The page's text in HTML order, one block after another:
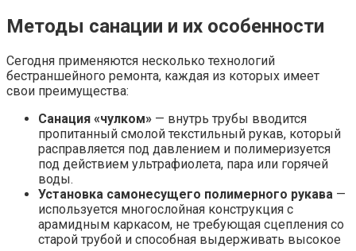
Методы санации и их особенности
Сегодня применяются несколько технологий
бестраншейного ремонта, каждая из которых имеет
свои преимущества:
Санация «чулком» — внутрь трубы вводится
пропитанный смолой текстильный рукав, который
расправляется под давлением и полимеризуется
под действием ультрафиолета, пара или горячей
воды.
Установка самонесущего полимерного рукава —
используется многослойная конструкция с
арамидным каркасом, не требующая сцепления со
старой трубой и способная выдерживать высокое